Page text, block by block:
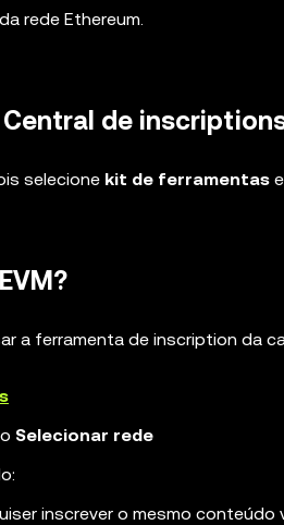
rede Ethereum.
de
selecione kit de ferramentas e
a ferramenta de inscription da
Selecionar rede
inscrever o mesmo conteúdo